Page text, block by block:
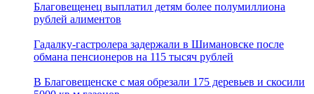
Благовещенец выплатил детям более полумиллиона
рублей алиментов
Гадалку-гастролера задержали в Шимановске после
обмана пенсионеров на 115 тысяч рублей
В Благовещенске с мая обрезали 175 деревьев и скосили